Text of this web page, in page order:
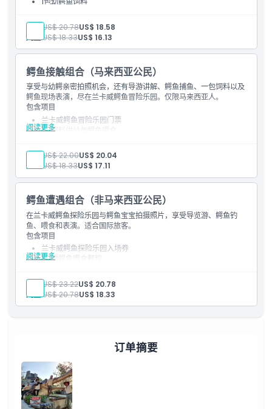
鳄鱼钓鱼体验
鳄鱼互动环节
餐食优惠券
成人: US$ 20.78US$ 18.58
儿童:US$ 18.33US$ 16.13
鳄鱼接触组合（马来西亚公民）
享受与幼鳄亲密拍照机会，还有导游讲解、鳄鱼捕鱼、一包饲料以及
鳄鱼现场表演，尽在兰卡威鳄鱼冒险乐园。仅限马来西亚人。
阅读更多
包含项目
兰卡威鳄鱼冒险乐园门票
1包饲料供幼年鳄鱼喂食
鳄鱼捕鱼体验
鳄鱼互动环节
照片通行券
成人: US$ 22.00US$ 20.04
儿童: US$ 18.33US$ 17.11
鳄鱼遭遇组合（非马来西亚公民）
在兰卡威鳄鱼探险乐园与鳄鱼宝宝拍摄照片，享受导览游、鳄鱼钓
鱼、喂食和表演。适合国际旅客。
阅读更多
包含项目
兰卡威鳄鱼探险乐园入场券
1个幼鳄鱼喂食颗粒
鳄鱼钓鱼体验
鳄鱼互动环节
照片通行券
成人: US$ 23.22US$ 20.78
儿童:US$ 20.78US$ 18.33
订单摘要